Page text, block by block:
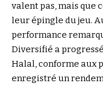
valent pas, mais
leur épingle du jeu.
performance
Diversifié a progressé
Halal, conforme aux
enregistré un